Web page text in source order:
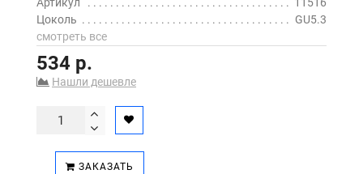
Артикул
11516
Цоколь
GU5.3
смотреть все
534 р.
Нашли дешевле
ЗАКАЗАТЬ